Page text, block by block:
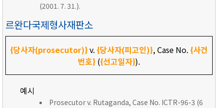
(2001. 7. 31.).
르완다국제형사재판소
{당사자(prosecutor)}v. {당사자(피고인)}, Case No. {사건
번호} ({선고일자}).
예시
Prosecutor v. Rutaganda, Case No. ICTR-96-3 (6